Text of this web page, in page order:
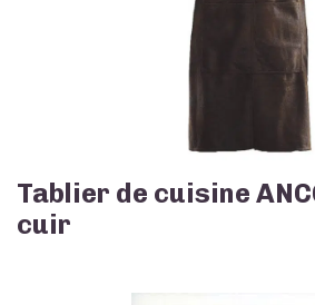
Tablier de cuisine
cuir